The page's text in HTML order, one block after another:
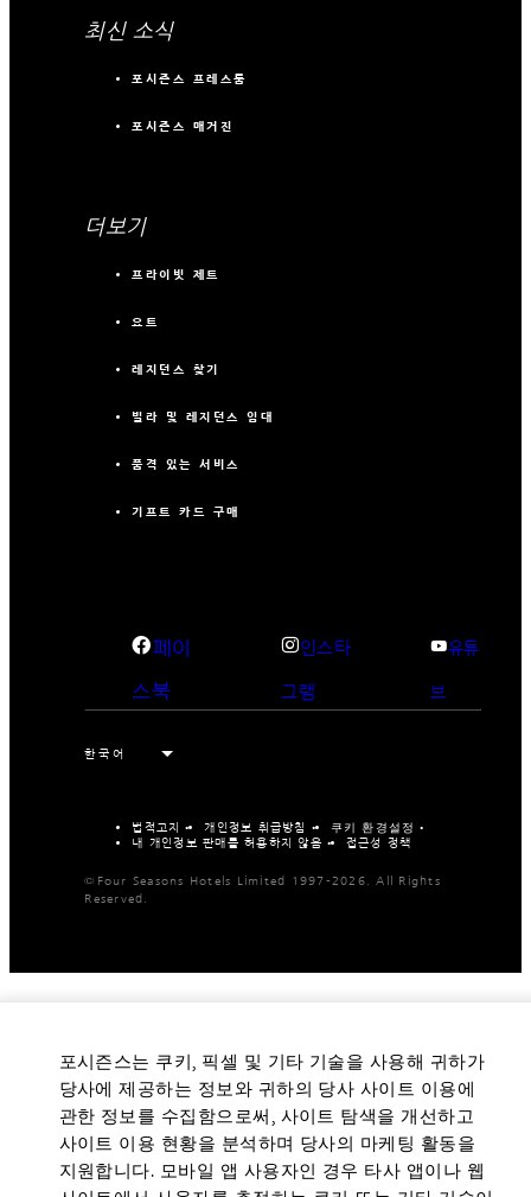
최신 소식
포시즌스 프레스룸
포시즌스 매거진
더보기
프라이빗 제트
요트
레지던스 찾기
빌라 및 레지던스 임대
품격 있는 서비스
기프트 카드 구매
페이
스북
인스타
그램
유튜
브
법적고지 개인정보 취급방침
쿠키 환경설정
내 개인정보 판매를 허용하지 않음
접근성 정책
©Four Seasons Hotels Limited 1997-2026. All Rights
Reserved.
포시즌스는 쿠키, 픽셀 및 기타 기술을 사용해 귀하가
당사에 제공하는 정보와 귀하의 당사 사이트 이용에
관한 정보를 수집함으로써, 사이트 탐색을 개선하고
사이트 이용 현황을 분석하며 당사의 마케팅 활동을
지원합니다. 모바일 앱 사용자인 경우 타사 앱이나 웹